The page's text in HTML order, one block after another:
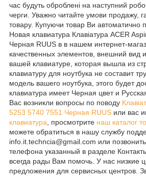
час будуть оброблені на наступний
черги. Уважно читайте умови продажу,
товару. Купуючи товар Ви автоматично
Новая клавиатура Клавіатура ACER
Черная RUUS в в нашем интернет-
качественных элементов, внешний вид
вашей клавиатуре, которая вышла из
клавиатуру для ноутбука не составит
модель вашего ноутбука, этого будет
клавиатура имеет Черная цвет и
Вас возникли вопросы по поводу
5253 5740 7551 Черная RUUS или вас
клавиатура , просмотрите наш каталог
можете обратиться в нашу службу
info.it.techncia@gmail.com или
телефона указанный в разделе
всегда рады Вам помочь. У нас низкие
предложения для сервисных центров.